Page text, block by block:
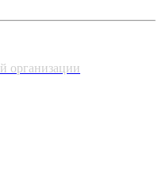
организации